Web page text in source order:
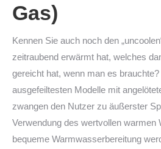
Gas)
Kennen Sie auch noch den
zeitraubend erwärmt hat, welches
gereicht hat, wenn man es
ausgefeiltesten Modelle mit
zwangen den Nutzer zu äußerster
Verwendung des wertvollen warmen
bequeme Warmwasserbereitung